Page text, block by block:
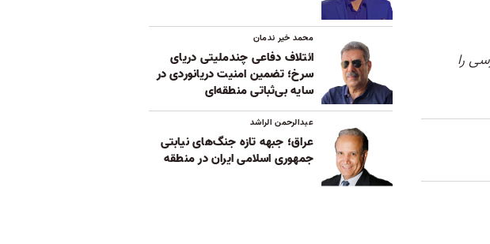
را
محمد خیر ندمان
ائتلاف دفاعی چندملیتی دریای
سرخ؛ تضمین امنیت دریانوردی در
سایه بی‌ثباتی‌ منطقه‌ای
عبدالرحمن الراشد
عراق؛ جبهه تازه جنگ‌های نیابتی
جمهوری اسلامی ایران در منطقه